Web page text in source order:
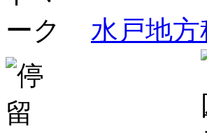
水戸地